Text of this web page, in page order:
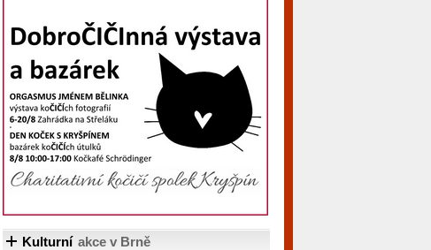
Kulturní akce v Brně